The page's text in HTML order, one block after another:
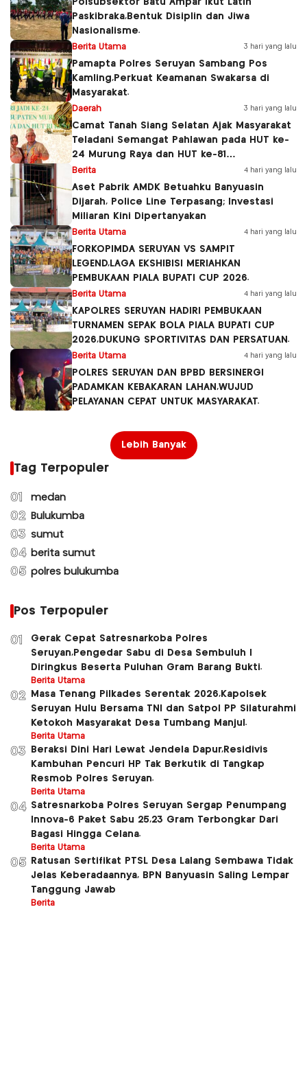
Paskibraka,Bentuk Disiplin dan Jiwa
Nasionalisme.
Berita Utama 3 hari yang lalu
Pamapta Polres Seruyan Sambang Pos
Kamling,Perkuat Keamanan Swakarsa di
Masyarakat.
Daerah 3 hari yang lalu
Camat Tanah Siang Selatan Ajak Masyarakat
Teladani Semangat Pahlawan pada HUT ke-
24 Murung Raya dan HUT ke-81
Kemerdekaan RI
Berita 4 hari yang lalu
Aset Pabrik AMDK Betuahku Banyuasin
Dijarah, Police Line Terpasang; Investasi
Miliaran Kini Dipertanyakan
Berita Utama 4 hari yang lalu
FORKOPIMDA SERUYAN VS SAMPIT
LEGEND,LAGA EKSHIBISI MERIAHKAN
PEMBUKAAN PIALA BUPATI CUP 2026.
Berita Utama 4 hari yang lalu
KAPOLRES SERUYAN HADIRI PEMBUKAAN
TURNAMEN SEPAK BOLA PIALA BUPATI CUP
2026,DUKUNG SPORTIVITAS DAN PERSATUAN.
Berita Utama 4 hari yang lalu
POLRES SERUYAN DAN BPBD BERSINERGI
PADAMKAN KEBAKARAN LAHAN,WUJUD
PELAYANAN CEPAT UNTUK MASYARAKAT.
Lebih Banyak
Tag Terpopuler
01 medan
02 Bulukumba
03 sumut
04 berita sumut
05 polres bulukumba
Pos Terpopuler
01
Gerak Cepat Satresnarkoba Polres
Seruyan,Pengedar Sabu di Desa Sembuluh l
Diringkus Beserta Puluhan Gram Barang Bukti.
Berita Utama
02
Masa Tenang Pilkades Serentak 2026,Kapolsek
Seruyan Hulu Bersama TNI dan Satpol PP Silaturahmi
Ketokoh Masyarakat Desa Tumbang Manjul.
Berita Utama
03
Beraksi Dini Hari Lewat Jendela Dapur,Residivis
Kambuhan Pencuri HP Tak Berkutik di Tangkap
Resmob Polres Seruyan.
Berita Utama
04 Satresnarkoba Polres Seruyan Sergap Penumpang
Innova-6 Paket Sabu 25,23 Gram Terbongkar Dari
Bagasi Hingga Celana.
Berita Utama
05
Ratusan Sertifikat PTSL Desa Lalang Sembawa Tidak
Jelas Keberadaannya, BPN Banyuasin Saling Lempar
Tanggung Jawab
Berita